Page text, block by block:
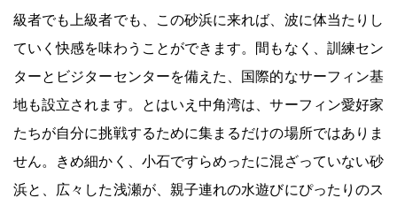
級者でも上級者でも、この砂浜に来れば、波に体当たりし
ていく快感を味わうことができます。間もなく、訓練セン
ターとビジターセンターを備えた、国際的なサーフィン基
地も設立されます。とはいえ中角湾は、サーフィン愛好家
たちが自分に挑戦するために集まるだけの場所ではありま
せん。きめ細かく、小石ですらめったに混ざっていない砂
浜と、広々した浅瀬が、親子連れの水遊びにぴったりのス